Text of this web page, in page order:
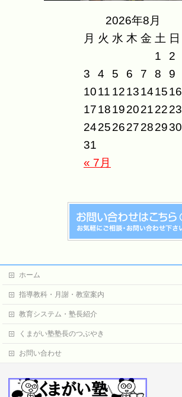
2026年8月
月 火 水 木 金 土 日
« 7月
1
2
3
4 5 6 7 8
9
1011 1213141516
17181920212223
24252627282930
31
ホーム
指導教科・月謝・教室案内
教育システム・塾長紹介
くまがい塾塾長のつぶやき
お問い合わせ